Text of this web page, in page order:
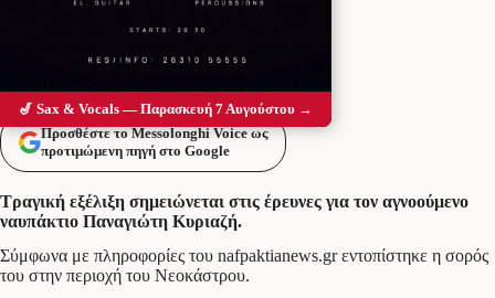
Προσθέστε το Messolonghi Voice ως
προτιμώμενη πηγή στο Google
Τραγική εξέλιξη σημειώνεται στις έρευνες για τον αγνοούμενο
ναυπάκτιο Παναγιώτη Κυριαζή.
Σύμφωνα με πληροφορίες του nafpaktianews.gr εντοπίστηκε η σορός
του στην περιοχή του Νεοκάστρου.
🎷 Sax & Vocals — Παρασκευή 7 Αυγούστου →